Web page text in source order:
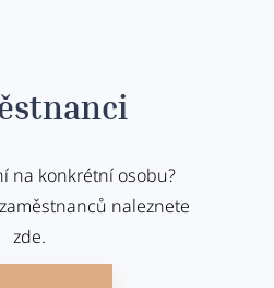
na konkrétní osobu?
naleznete
zde.